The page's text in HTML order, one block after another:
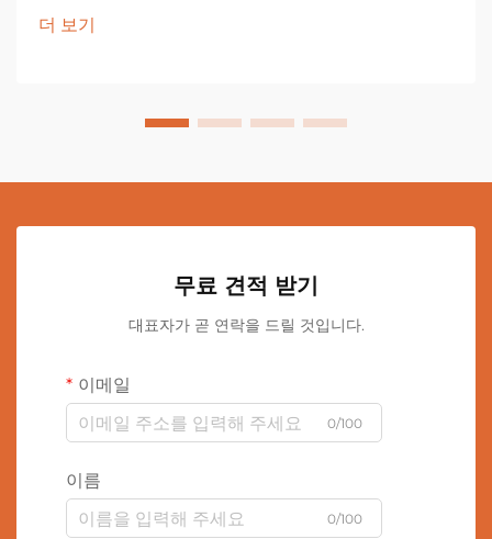
더 보기
무료 견적 받기
대표자가 곧 연락을 드릴 것입니다.
이메일
0/100
이름
0/100